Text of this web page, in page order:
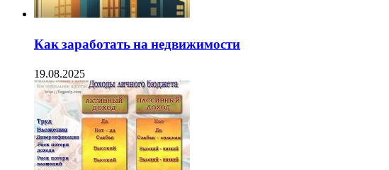
Как заработать на недвижимости
19.08.2025